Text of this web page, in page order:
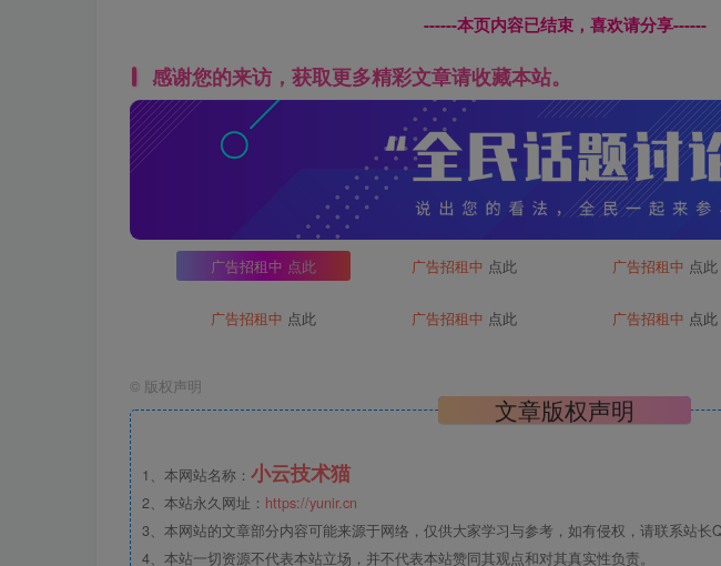
------本页内容已结束，喜欢请分享------
感谢您的来访，获取更多精彩文章请收藏本站。
广告招租中 点此 广告招租中 点此 广告招租中 点此
广告招租中 点此 广告招租中 点此 广告招租中 点此
© 版权声明
文章版权声明
1、本网站名称： 小云技术猫
2、本站永久网址： https://yunir.cn
3、本网站的文章部分内容可能来源于网络，仅供大家学习与参考，如有侵权，请联系站长
4、本站一切资源不代表本站立场，并不代表本站赞同其观点和对其真实性负责。